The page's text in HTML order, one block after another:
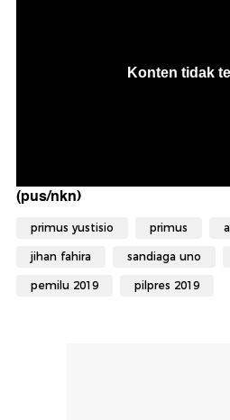
(pus/nkn)
primus yustisio primus
jihan fahira sandiaga uno
pemilu 2019 pilpres 2019